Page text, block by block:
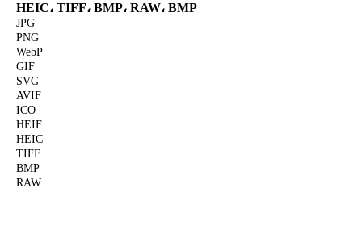
HEIC، TIFF، BMP، RAW، BMP
JPG
PNG
WebP
GIF
SVG
AVIF
ICO
HEIF
HEIC
TIFF
BMP
RAW